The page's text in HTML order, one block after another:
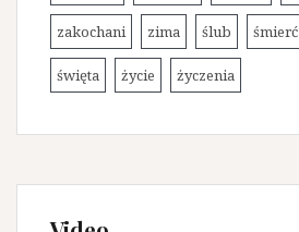
zakochani zima ślub śmierć
święta życie życzenia